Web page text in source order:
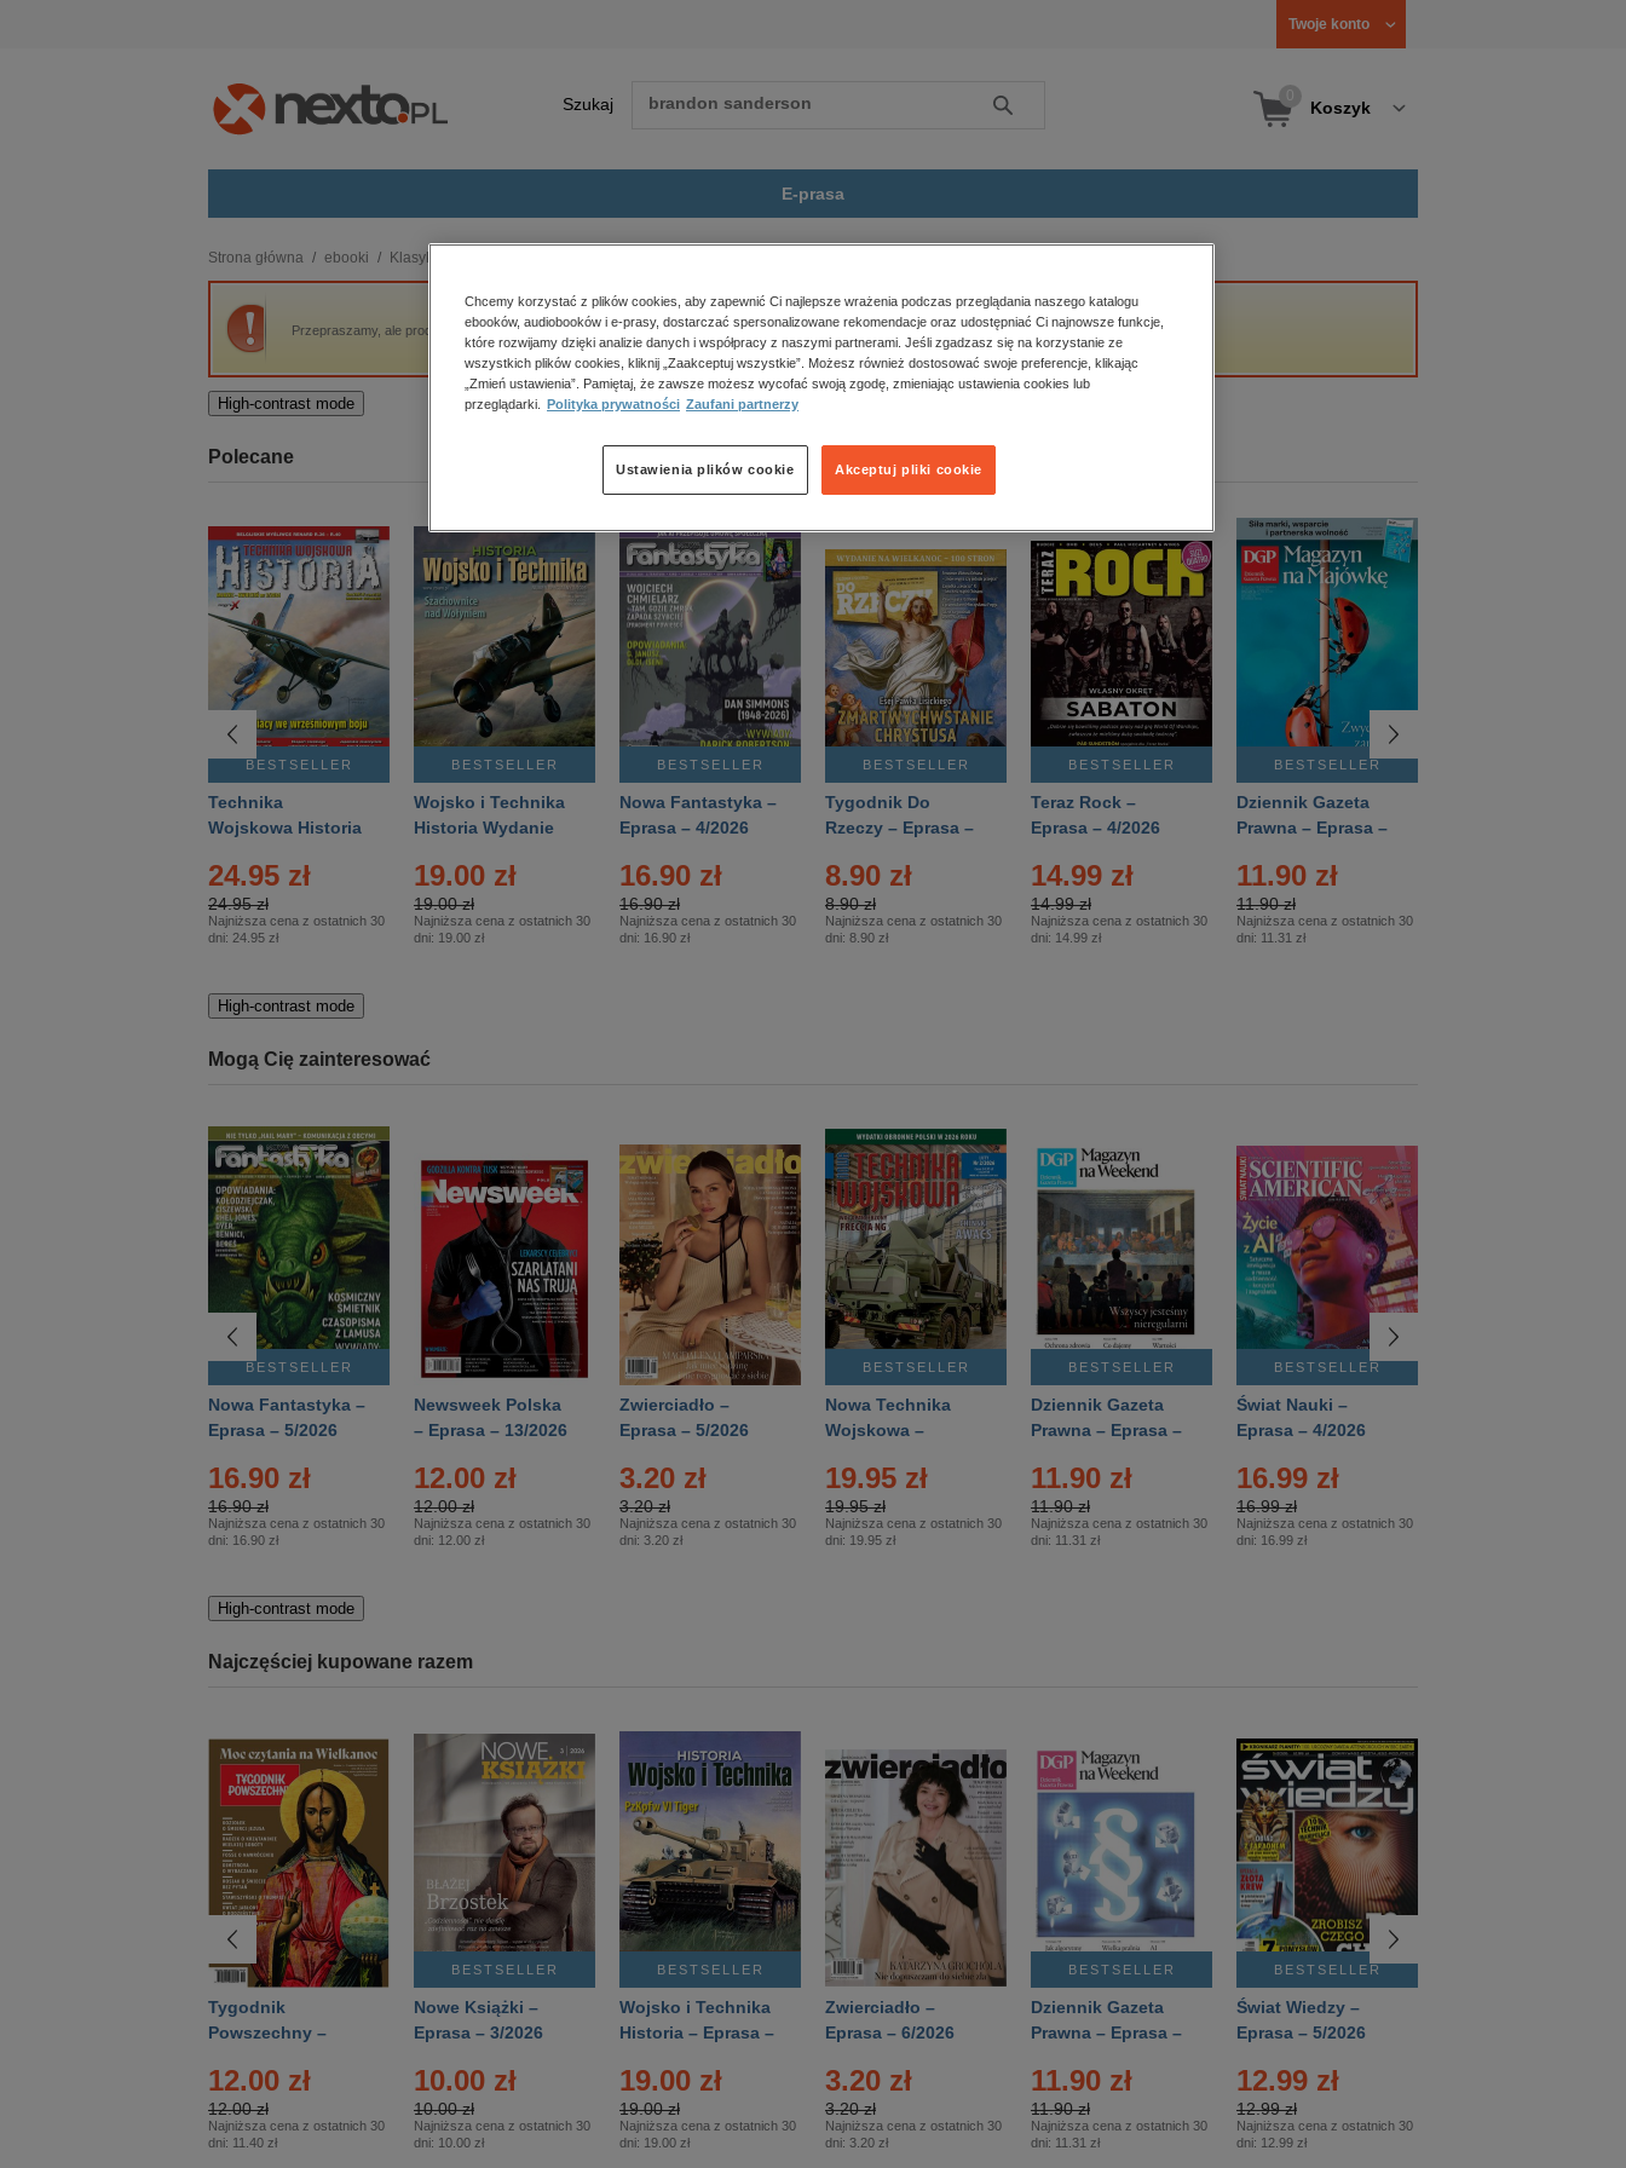
Twoje konto
Szukaj Szukaj Koszyk
E-prasa
budownictwo, aranżacja wnętrz
biznesowe, branżowe, gospodarka
darmowe wydania
edukacja
kobiece, lifestyle, kultura
polityka, społeczno-informacyjne
psychologiczne
inne
popularno-naukowe
historia
zdrowie
religie
Strona główna ebooki Klasyka
Przepraszamy, ale produkt „Przeminęło z wiatrem” nie jest dostępny.
High-contrast mode
Polecane
BESTSELLER
Technika
Wojskowa Historia
24.95 zł
24.95 zł
Najniższa cena z ostatnich 30
dni: 24.95 zł
BESTSELLER
Wojsko i Technika
Historia Wydanie
– 2/2026
19.00 zł
19.00 zł
Najniższa cena z ostatnich 30
dni: 19.00 zł
BESTSELLER
Nowa Fantastyka –
Eprasa – 4/2026
16.90 zł
16.90 zł
Najniższa cena z ostatnich 30
dni: 16.90 zł
BESTSELLER
Tygodnik Do
Rzeczy – Eprasa –
8.90 zł
8.90 zł
Najniższa cena z ostatnich 30
dni: 8.90 zł
BESTSELLER
Teraz Rock –
Eprasa – 4/2026
14.99 zł
14.99 zł
Najniższa cena z ostatnich 30
dni: 14.99 zł
BESTSELLER
Dziennik Gazeta
Prawna – Eprasa –
11.90 zł
11.90 zł
Najniższa cena z ostatnich 30
dni: 11.31 zł
High-contrast mode
Mogą Cię zainteresować
BESTSELLER
Nowa Fantastyka –
Eprasa – 5/2026
16.90 zł
16.90 zł
Najniższa cena z ostatnich 30
dni: 16.90 zł
Newsweek Polska
– Eprasa – 13/2026
12.00 zł
12.00 zł
Najniższa cena z ostatnich 30
dni: 12.00 zł
Zwierciadło –
Eprasa – 5/2026
3.20 zł
3.20 zł
Najniższa cena z ostatnich 30
dni: 3.20 zł
BESTSELLER
Nowa Technika
Wojskowa –
19.95 zł
19.95 zł
Najniższa cena z ostatnich 30
dni: 19.95 zł
BESTSELLER
Dziennik Gazeta
Prawna – Eprasa –
11.90 zł
11.90 zł
Najniższa cena z ostatnich 30
dni: 11.31 zł
BESTSELLER
Świat Nauki –
Eprasa – 4/2026
16.99 zł
16.99 zł
Najniższa cena z ostatnich 30
dni: 16.99 zł
High-contrast mode
Najczęściej kupowane razem
Tygodnik
Powszechny –
12.00 zł
12.00 zł
Najniższa cena z ostatnich 30
dni: 11.40 zł
BESTSELLER
Nowe Książki –
Eprasa – 3/2026
10.00 zł
10.00 zł
Najniższa cena z ostatnich 30
dni: 10.00 zł
BESTSELLER
Wojsko i Technika
Historia – Eprasa –
19.00 zł
19.00 zł
Najniższa cena z ostatnich 30
dni: 19.00 zł
Zwierciadło –
Eprasa – 6/2026
3.20 zł
3.20 zł
Najniższa cena z ostatnich 30
dni: 3.20 zł
BESTSELLER
Dziennik Gazeta
Prawna – Eprasa –
11.90 zł
11.90 zł
Najniższa cena z ostatnich 30
dni: 11.31 zł
BESTSELLER
Świat Wiedzy –
Eprasa – 5/2026
12.99 zł
12.99 zł
Najniższa cena z ostatnich 30
dni: 12.99 zł
Chcemy korzystać z plików cookies, aby zapewnić Ci najlepsze wrażenia podczas przeglądania naszego katalogu
ebooków, audiobooków i e-prasy, dostarczać spersonalizowane rekomendacje oraz udostępniać Ci najnowsze funkcje,
które rozwijamy dzięki analizie danych i współpracy z naszymi partnerami. Jeśli zgadzasz się na korzystanie ze
wszystkich plików cookies, kliknij „Zaakceptuj wszystkie”. Możesz również dostosować swoje preferencje, klikając
„Zmień ustawienia”. Pamiętaj, że zawsze możesz wycofać swoją zgodę, zmieniając ustawienia cookies lub
przeglądarki.
Polityka prywatności Zaufani partnerzy
Akceptuj pliki cookie
Ustawienia plików cookie